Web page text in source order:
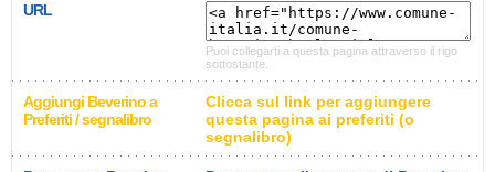
URL
Puoi collegarti a questa pagina attraverso il rigo
sottostante.
Aggiungi Beverino a
Preferiti / segnalibro
Clicca sul link per aggiungere
questa pagina ai preferiti (o
segnalibro)